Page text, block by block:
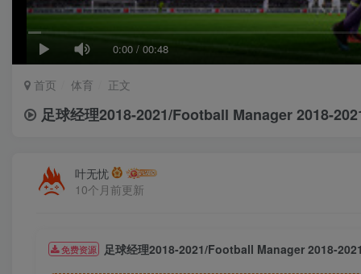
0:00 / 00:48
首页 体育 正文
足球经理2018-2021/Football Manager 2018-
叶无忧
10个月前更新
免费资源 足球经理2018-2021/Football Manager 2018-